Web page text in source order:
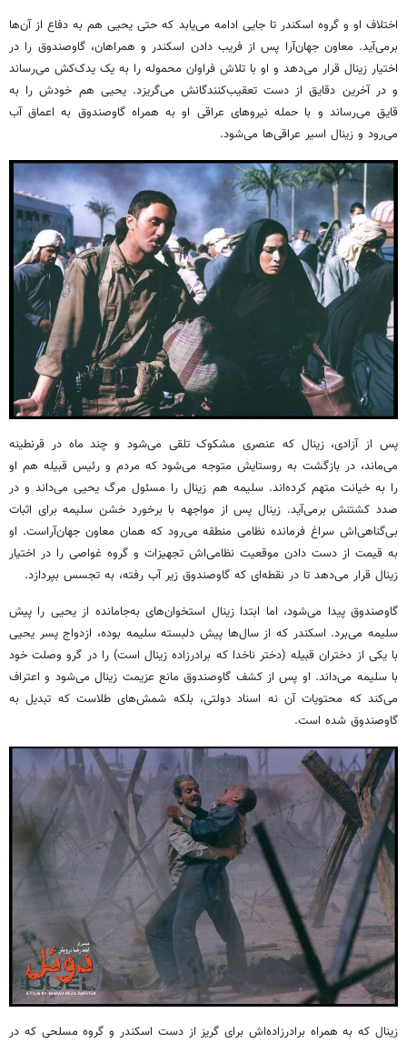
اختلاف او و گروه اسکندر تا جایی ادامه می‌یابد که حتی یحیی هم به دفاع از آن‌ها
برمی‌آید. معاون جهان‌آرا پس از فریب دادن اسکندر و همراهان، گاوصندوق را در
اختیار زینال قرار می‌دهد و او با تلاش فراوان محموله را به یک یدک‌کش می‌رساند
و در آخرین دقایق از دست تعقیب‌کنندگانش می‌گریزد. یحیی هم خودش را به
قایق می‌رساند و با حمله نیروهای عراقی او به همراه گاوصندوق به اعماق آب
می‌رود و زینال اسیر عراقی‌ها می‌شود.
پس از آزادی، زینال که عنصری مشکوک تلقی می‌شود و چند ماه در قرنطینه
می‌ماند، در بازگشت به روستایش متوجه می‌شود که مردم و رئیس قبیله هم او
را به خیانت متهم کرده‌اند. سلیمه هم زینال را مسئول مرگ یحیی می‌داند و در
صدد کشتنش برمی‌آید. زینال پس از مواجهه با برخورد خشن سلیمه برای اثبات
بی‌گناهی‌اش سراغ فرمانده نظامی منطقه می‌رود که همان معاون جهان‌آراست. او
به قیمت از دست دادن موقعیت نظامی‌اش تجهیزات و گروه غواصی را در اختیار
زینال قرار می‌دهد تا در نقطه‌ای که گاوصندوق زیر آب رفته، به تجسس بپردازد.
گاوصندوق پیدا می‌شود، اما ابتدا زینال استخوان‌های به‌جامانده از یحیی را پیش
سلیمه می‌برد. اسکندر که از سال‌ها پیش دلبسته سلیمه بوده، ازدواج پسر یحیی
با یکی از دختران قبیله (دختر ناخدا که برادرزاده زینال است) را در گرو وصلت خود
با سلیمه می‌داند. او پس از کشف گاوصندوق مانع عزیمت زینال می‌شود و اعتراف
می‌کند که محتویات آن نه اسناد دولتی، بلکه شمش‌های طلاست که تبدیل به
گاوصندوق شده است.
زینال که به همراه برادرزاده‌اش برای گریز از دست اسکندر و گروه مسلحی که در